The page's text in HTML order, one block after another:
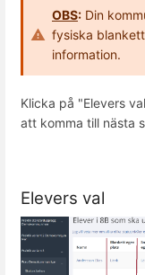
OBS: Din
fysiska
information.
Klicka på "Elevers
att komma till nästa
Elevers val